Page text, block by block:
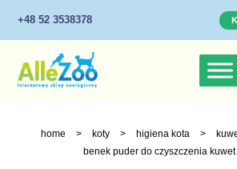
+48 52 3538378
home > koty > higiena kota >
benek puder do czyszczenia